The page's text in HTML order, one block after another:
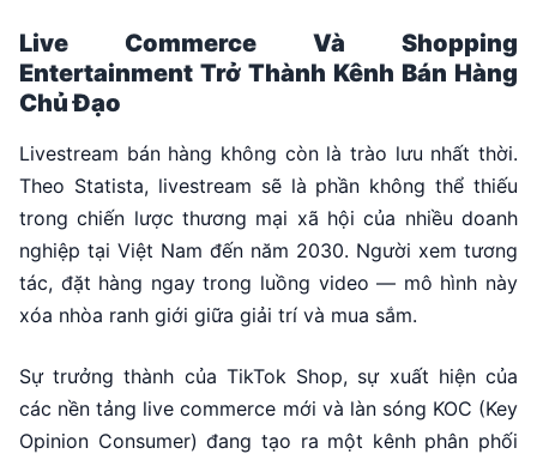
Live Commerce Và Shopping
Entertainment Trở Thành Kênh Bán Hàng
Chủ Đạo
Livestream bán hàng không còn là trào lưu nhất thời.
Theo Statista, livestream sẽ là phần không thể thiếu
trong chiến lược thương mại xã hội của nhiều doanh
nghiệp tại Việt Nam đến năm 2030. Người xem tương
tác, đặt hàng ngay trong luồng video — mô hình này
xóa nhòa ranh giới giữa giải trí và mua sắm.
Sự trưởng thành của TikTok Shop, sự xuất hiện của
các nền tảng live commerce mới và làn sóng KOC (Key
Opinion Consumer) đang tạo ra một kênh phân phối